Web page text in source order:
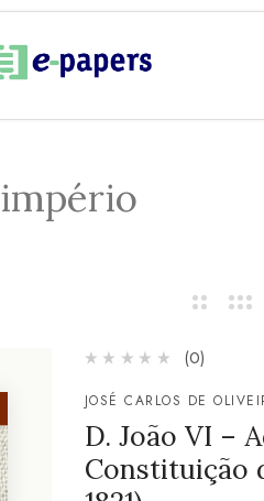
império
(0)
JOSÉ CARLOS DE
D. João VI –
Constituição